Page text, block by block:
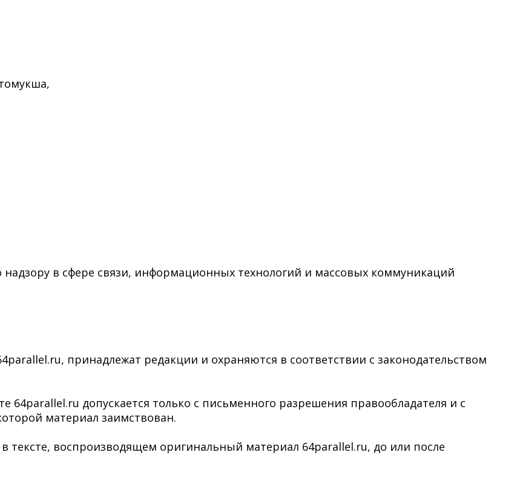
в сфере связи, информационных технологий и массовых коммуникаций
принадлежат редакции и охраняются в соответствии с законодательством
64parallel.ru допускается только с письменного разрешения правообладателя и с
материал заимствован.
тексте, воспроизводящем оригинальный материал 64parallel.ru, до или после